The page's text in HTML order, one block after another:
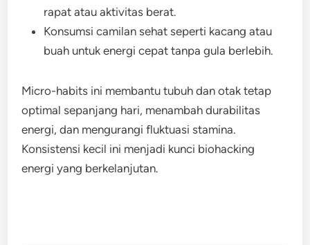
rapat atau aktivitas berat.
Konsumsi camilan sehat seperti kacang atau
buah untuk energi cepat tanpa gula berlebih.
Micro-habits ini membantu tubuh dan otak tetap
optimal sepanjang hari, menambah durabilitas
energi, dan mengurangi fluktuasi stamina.
Konsistensi kecil ini menjadi kunci biohacking
energi yang berkelanjutan.